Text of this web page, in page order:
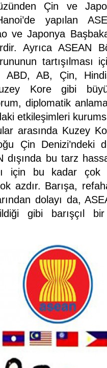
Çin ve
yapılan
ve Japonya
Ayrıca ASEAN
tartışılması
ABD, AB, Çin,
Kore gibi
diplomatik
etkileşimleri
arasında Kuzey
Çin Denizi’ndeki
dışında bu tarz
için bu kadar
azdır. Barışa,
dolayı da,
gibi barışçıl bir